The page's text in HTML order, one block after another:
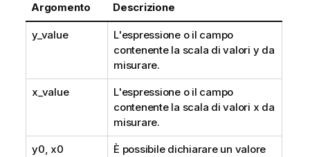
Argomento Descrizione
y_value
L'espressione o il campo
contenente la scala di valori yda
misurare.
x_value
L'espressione o il campo
contenente la scala di valori x da
misurare.
y0, x0
È possibile dichiarare un valore